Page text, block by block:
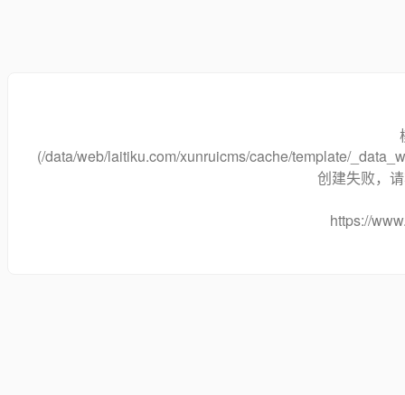
(/data/web/laitiku.com/xunruicms/cache/template/
创建失败，
https://